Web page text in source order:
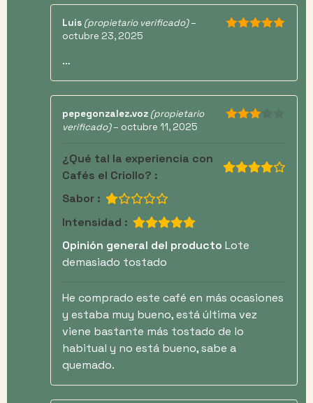
Luis (propietario verificado) –
octubre 23, 2025
…
pepegonzalez.voz (propietario
verificado) – octubre 11, 2025
¿Qué tal la experiencia con
Cafés el Criollo? :
Sabor :
Intensidad :
Opinión general del producto Lote
demasiado tostado
He comprado este café en más ocasiones
y estaba muy bueno, está última vez
viene bastante más tostado de lo
habitual y no está bueno, sabe a
quemado.